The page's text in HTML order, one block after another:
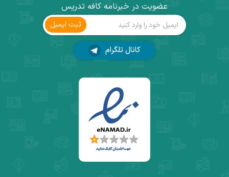
عضویت در خبرنامه کافه تدریس
ثبت ‌ایمیل
کانال تلگرام